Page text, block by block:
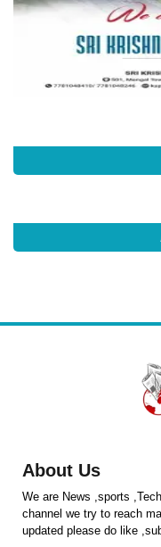
About Us
We are News ,sports
channel we try to reach
updated please do like